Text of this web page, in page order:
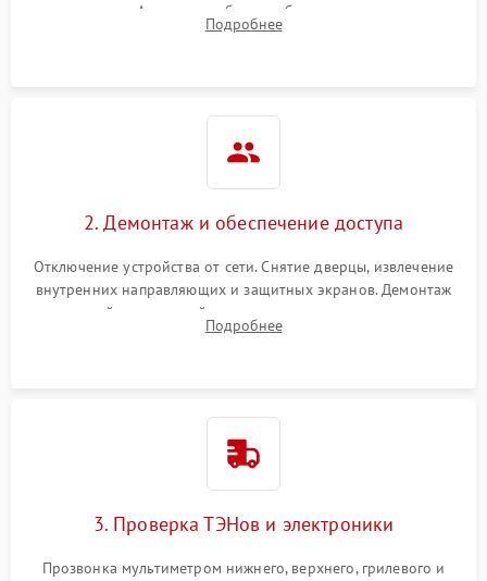
колодке. Анализ жалоб на проблемы с нагревом,
конвекцией, панелью управления или блокировкой дверцы.
Подробнее
2. Демонтаж и обеспечение доступа
Отключение устройства от сети. Снятие дверцы, извлечение
внутренних направляющих и защитных экранов. Демонтаж
задней или верхней панели для прямого доступа к
нагревательным элементам, плате и вентиляторам.
Подробнее
3. Проверка ТЭНов и электроники
Прозвонка мультиметром нижнего, верхнего, грилевого и